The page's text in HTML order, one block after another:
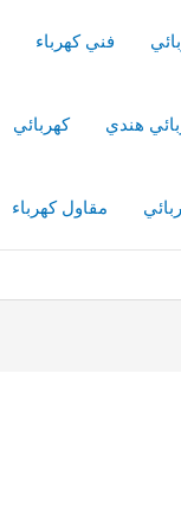
فني كهرباء
هندي كهربائي
مقاول كهرباء